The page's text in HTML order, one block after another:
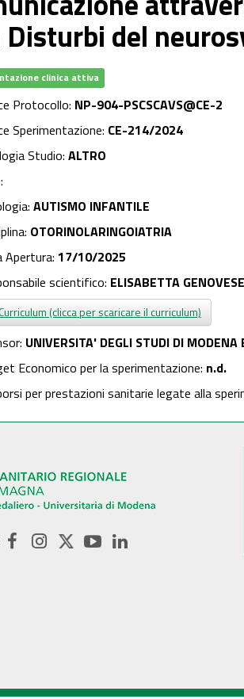
Disturbi del
clinica attiva
Protocollo: NP-904-PSCSCAVS@CE-2
Sperimentazione: CE-214/2024
Studio: ALTRO
AUTISMO INFANTILE
OTORINOLARINGOIATRIA
Apertura: 17/10/2025
scientifico: ELISABETTA GENOVESE
(clicca per scaricare il curriculum)
UNIVERSITA' DEGLI STUDI DI MODENA
Economico per la sperimentazione: n.d.
per prestazioni sanitarie legate alla